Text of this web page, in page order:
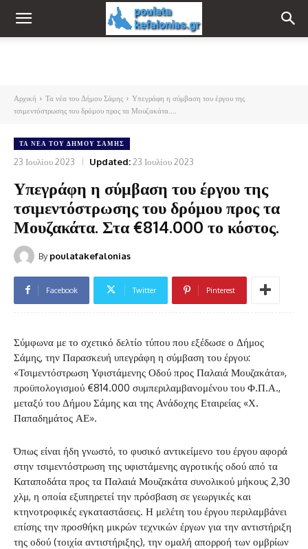
Αρχική Τα νέα του Δήμου Σάμης
Υπεγράφη η σύμβαση του έργου της
τσιμεντόστρωσης του δρόμου προς τα Μουζακάτα....
ΤΑ ΝΈΑ ΤΟΥ ΔΉΜΟΥ ΣΆΜΗΣ
23 Ιουλίου 2023 Updated:23 Ιουλίου 2023
Υπεγράφη η σύμβαση του έργου της
τσιμεντόστρωσης του δρόμου προς τα
Μουζακάτα. Στα €814.000 το κόστος.
By poulatakefalonias
Facebook Twitter Pinterest
Σύμφωνα με το σχετικό δελτίο τύπου που εξέδωσε ο Δήμος
Σάμης, την Παρασκευή υπεγράφη η σύμβαση του έργου:
«Τσιμεντόστρωση Υφιστάμενης Οδού προς Παλαιά Μουζακάτα»,
προϋπολογισμού €814.000 συμπεριλαμβανομένου του Φ.Π.Α.,
μεταξύ του Δήμου Σάμης και της Ανάδοχης Εταιρείας «Χ.
Παπαδημάτος ΑΕ».
Όπως είναι ήδη γνωστό, το φυσικό αντικείμενο του έργου αφορά
στην τσιμεντόστρωση της υφιστάμενης αγροτικής οδού από τα
Καταποδάτα προς τα Παλαιά Μουζακάτα συνολικού μήκους 2,30
χλμ, η οποία εξυπηρετεί την πρόσβαση σε γεωργικές και
κτηνοτροφικές εγκαταστάσεις. Η μελέτη του έργου περιλαμβάνει
επίσης την προσθήκη μικρών τεχνικών έργων για την αντιστήριξη
της οδού (τοιχία αντιστήριξης), την ομαλή απορροή των ομβρίων